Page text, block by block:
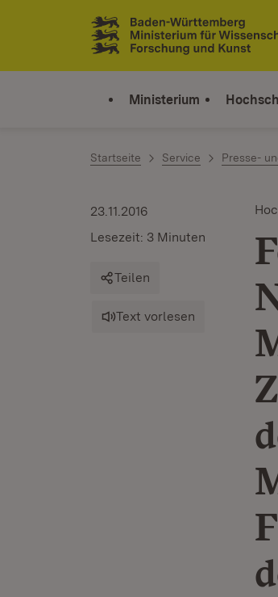
Zum Inhalt springen
Link zur Startseite
Ministerium
Startseite Service Presse-
23.11.2016
Lesezeit: 3 Minuten
Teilen
Text vorlesen